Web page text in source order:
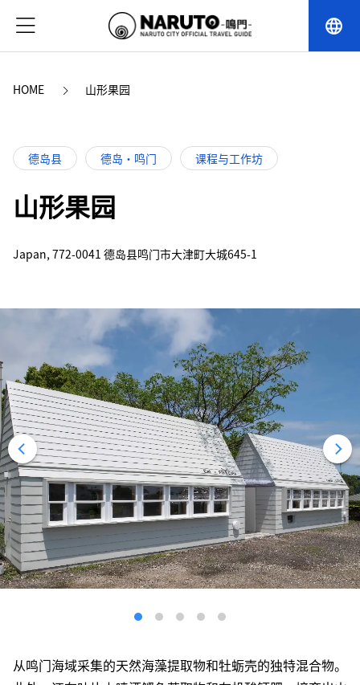
language
HOME 山形果园
德岛县 德岛・鸣门 课程与工作坊
山形果园
Japan, 772-0041 德岛县鸣门市大津町大城645-1
从鸣门海域采集的天然海藻提取物和牡蛎壳的独特混合物。